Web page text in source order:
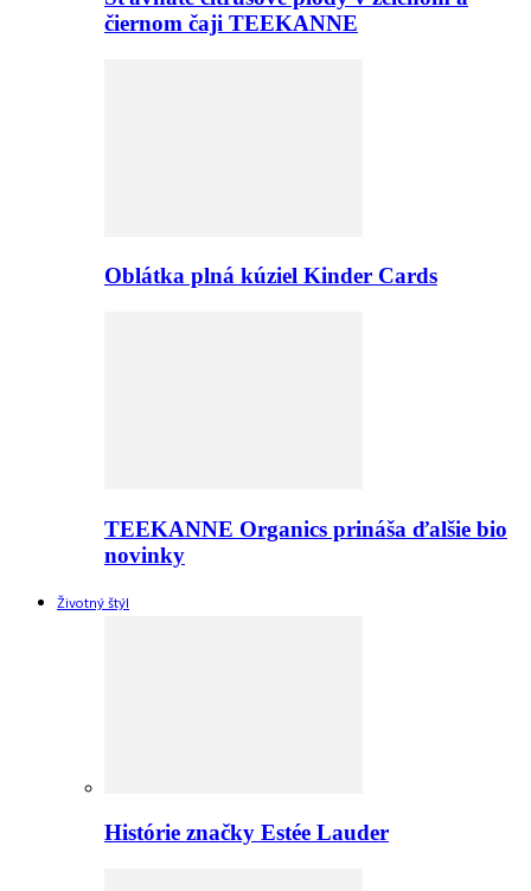
čiernom čaji TEEKANNE
Oblátka plná kúziel Kinder Cards
TEEKANNE Organics prináša ďalšie bio
novinky
Životný štýl
Histórie značky Estée Lauder